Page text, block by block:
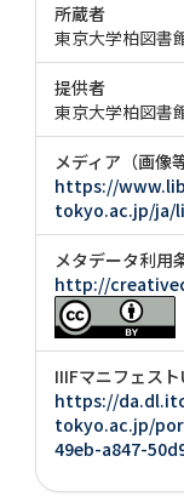
所蔵者
東京大学柏図書
提供者
東京大学柏図書
メディア（画像
https://
tokyo.ac.jp/ja/
メタデータ利用
http://
IIIFマニフェスト
https://
tokyo.ac.jp/
49eb-a847-